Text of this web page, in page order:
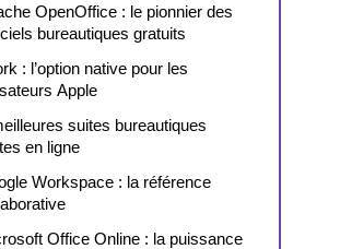
OpenOffice : le pionnier des
bureautiques gratuits
: l’option native pour les
Apple
suites bureautiques
en ligne
Workspace : la référence
Office Online : la puissance